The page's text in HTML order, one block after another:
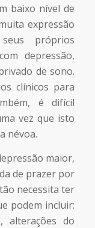
baixo nível de
expressão
próprios
depressão,
de sono.
clínicos para
é difícil
vez que isto
névoa.
maior,
de prazer por
necessita ter
podem incluir:
alterações do